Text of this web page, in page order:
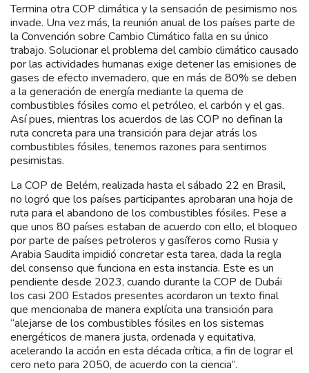
Termina otra COP climática y la sensación de pesimismo nos
invade. Una vez más, la reunión anual de los países parte de
la Convención sobre Cambio Climático falla en su único
trabajo. Solucionar el problema del cambio climático causado
por las actividades humanas exige detener las emisiones de
gases de efecto invernadero, que en más de 80% se deben
a la generación de energía mediante la quema de
combustibles fósiles como el petróleo, el carbón y el gas.
Así pues, mientras los acuerdos de las COP no definan la
ruta concreta para una transición para dejar atrás los
combustibles fósiles, tenemos razones para sentirnos
pesimistas.
La COP de Belém, realizada hasta el sábado 22 en Brasil,
no logró que los países participantes aprobaran una hoja de
ruta para el abandono de los combustibles fósiles. Pese a
que unos 80 países estaban de acuerdo con ello, el bloqueo
por parte de países petroleros y gasíferos como Rusia y
Arabia Saudita impidió concretar esta tarea, dada la regla
del consenso que funciona en esta instancia. Este es un
pendiente desde 2023, cuando durante la COP de Dubái
los casi 200 Estados presentes acordaron un texto final
que mencionaba de manera explícita una transición para
“alejarse de los combustibles fósiles en los sistemas
energéticos de manera justa, ordenada y equitativa,
acelerando la acción en esta década crítica, a fin de lograr el
cero neto para 2050, de acuerdo con la ciencia”.